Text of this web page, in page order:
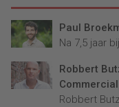
Paul
Na 7,5 jaar
Robbert
Robbert